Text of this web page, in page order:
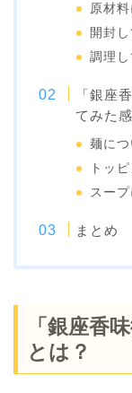
原材
開封
調理し
「銀座
てみた
麺につ
トッ
スー
まとめ
「銀座香
とは？